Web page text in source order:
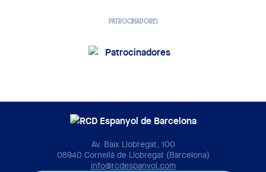
PATROCINADORES
Av. Baix Llobregat, 100
08940 Cornellà de Llobregat (Barcelona)
info@rcdespanyol.com